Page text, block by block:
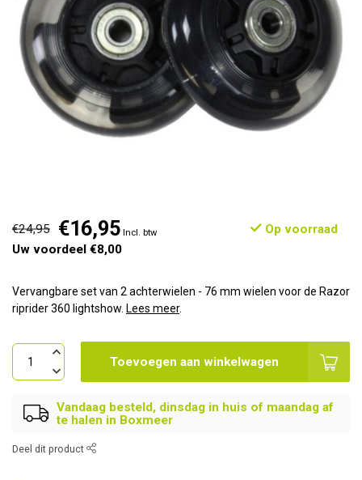
€24,95 €16,95 Incl. btw
Op voorraad
Uw voordeel €8,00
Vervangbare set van 2 achterwielen - 76 mm wielen voor de Razor
riprider 360 lightshow. Lees meer.
Toevoegen aan winkelwagen
Vandaag besteld, dinsdag in huis of maandag af
te halen in Boxmeer
Deel dit product